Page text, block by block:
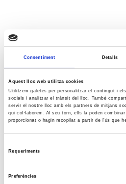
Consentiment Detalls
Aquest lloc web utilitza cookies
Utilitzem galetes per personalitzar el contingut i
socials i analitzar el trànsit del lloc. També
servir el nostre lloc amb els partners de mitjans
qui col·laborem. Al seu torn, ells la poden
proporcionat o hagin recopilat a partir de l'ús que
Requeriments
Preferències